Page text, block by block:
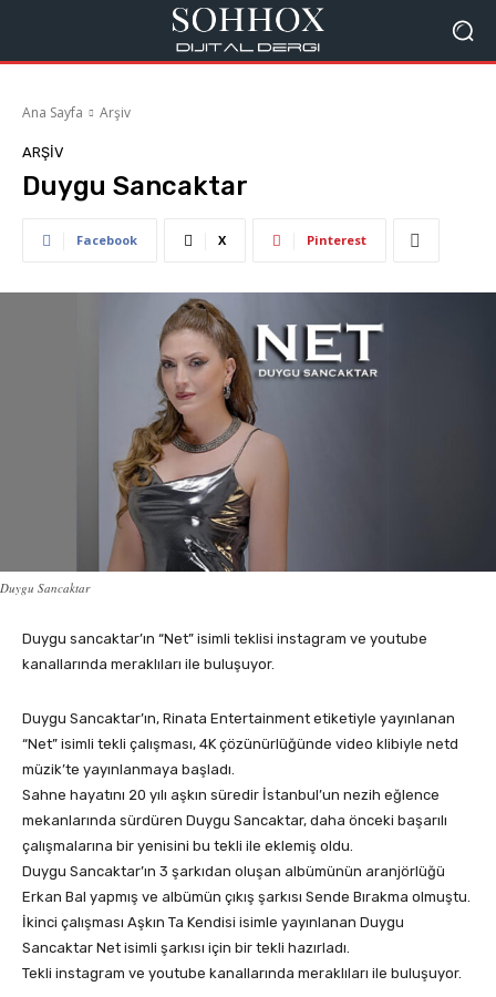
Ana Sayfa Arşiv
ARŞIV
Duygu Sancaktar
Facebook X Pinterest
Duygu Sancaktar
Duygu sancaktar’ın “Net” isimli teklisi instagram ve youtube
kanallarında meraklıları ile buluşuyor.
Duygu Sancaktar’ın, Rinata Entertainment etiketiyle yayınlanan
“Net” isimli tekli çalışması, 4K çözünürlüğünde video klibiyle netd
müzik’te yayınlanmaya başladı.
Sahne hayatını 20 yılı aşkın süredir İstanbul’un nezih eğlence
mekanlarında sürdüren Duygu Sancaktar, daha önceki başarılı
çalışmalarına bir yenisini bu tekli ile eklemiş oldu.
Duygu Sancaktar’ın 3 şarkıdan oluşan albümünün aranjörlüğü
Erkan Bal yapmış ve albümün çıkış şarkısı Sende Bırakma olmuştu.
İkinci çalışması Aşkın Ta Kendisi isimle yayınlanan Duygu
Sancaktar Net isimli şarkısı için bir tekli hazırladı.
Tekli instagram ve youtube kanallarında meraklıları ile buluşuyor.